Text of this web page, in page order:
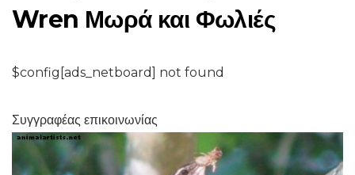
Wren Μωρά και Φωλιές
$config[ads_netboard] not found
Συγγραφέας επικοινωνίας